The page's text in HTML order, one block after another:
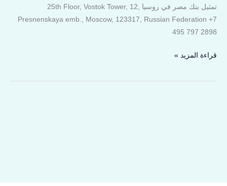
تمثيل بنك مصر في روسيا 25th Floor, Vostok Tower, 12,
Presnenskaya emb., Moscow, 123317, Russian Federation +7
495 797 2898
قراءة المزيد »